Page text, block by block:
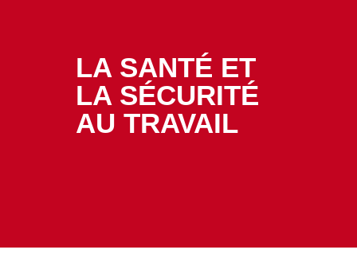
LA SANTÉ ET
LA SÉCURITÉ
AU TRAVAIL